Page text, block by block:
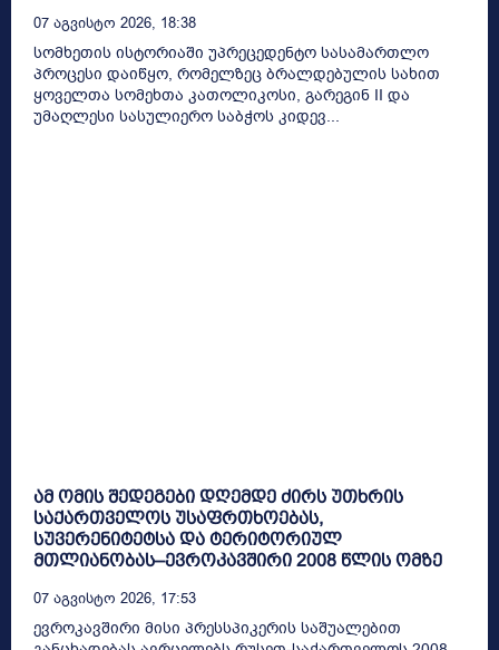
07 Აგვისტო 2026, 18:38
სომხეთის ისტორიაში უპრეცედენტო სასამართლო
პროცესი დაიწყო, რომელზეც ბრალდებულის სახით
ყოველთა სომეხთა კათოლიკოსი, გარეგინ II და
უმაღლესი სასულიერო საბჭოს კიდევ...
ამ ომის შედეგები დღემდე ძირს უთხრის
საქართველოს უსაფრთხოებას,
სუვერენიტეტსა და ტერიტორიულ
მთლიანობას–ევროკავშირი 2008 წლის ომზე
07 Აგვისტო 2026, 17:53
ევროკავშირი მისი პრესსპიკერის საშუალებით